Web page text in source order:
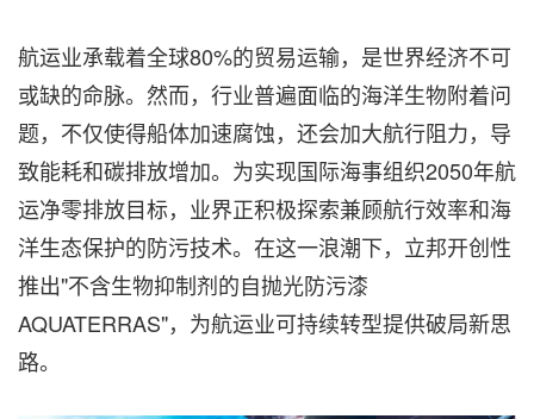
航运业承载着全球80%的贸易运输，是世界经济不可
或缺的命脉。然而，行业普遍面临的海洋生物附着问
题，不仅使得船体加速腐蚀，还会加大航行阻力，导
致能耗和碳排放增加。为实现国际海事组织2050年航
运净零排放目标，业界正积极探索兼顾航行效率和海
洋生态保护的防污技术。在这一浪潮下，立邦开创性
推出"不含生物抑制剂的自抛光防污漆
AQUATERRAS"，为航运业可持续转型提供破局新思
路。